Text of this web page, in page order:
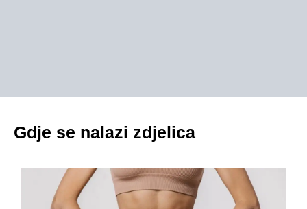
Gdje se nalazi zdjelica